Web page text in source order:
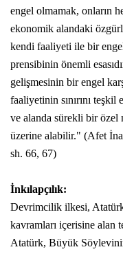
engel olmamak, onların
ekonomik alandaki
kendi faaliyeti ile bir
prensibinin önemli
gelişmesinin bir engel
faaliyetinin sınırını
ve alanda sürekli bir
üzerine alabilir." (Afet
sh. 66, 67)
İnkılapçılık:
Devrimcilik ilkesi, Atatürk
kavramları içerisine alan
Atatürk, Büyük